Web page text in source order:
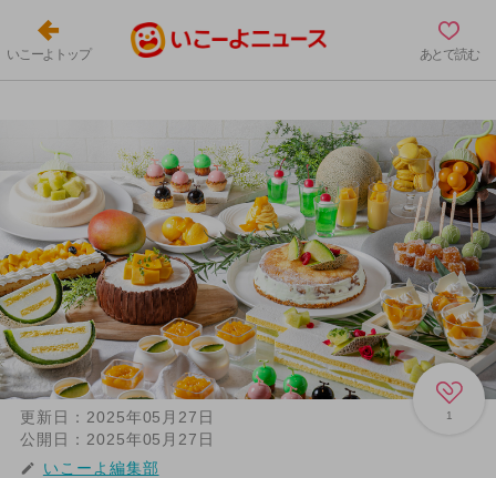
いこーよトップ あとで読む
1
更新日： 2025年05月27日
公開日： 2025年05月27日
いこーよ編集部